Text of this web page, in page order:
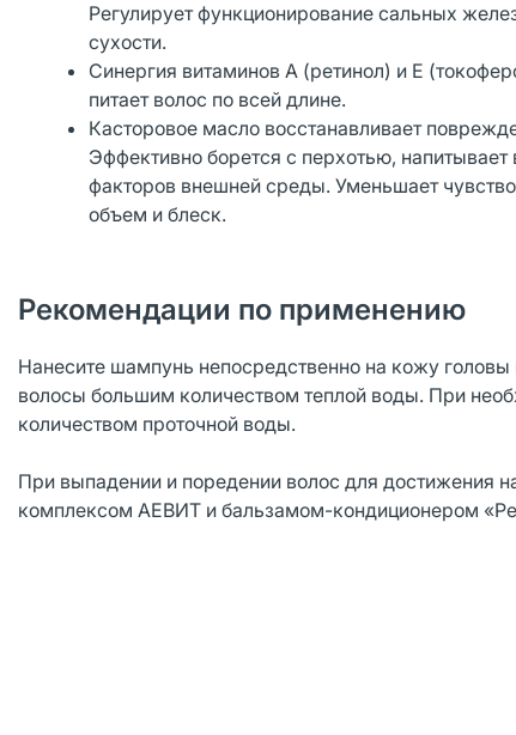
Регулирует функционирование сальных
сухости.
Синергия витаминов А (ретинол) и Е
питает волос по всей длине.
Касторовое масло восстанавливает
Эффективно борется с перхотью,
факторов внешней среды. Уменьшает
объем и блеск.
Рекомендации по применению
Нанесите шампунь непосредственно на кожу
волосы большим количеством теплой воды. При
количеством проточной воды.
При выпадении и поредении волос для достижения
комплексом АЕВИТ и бальзамом-кондиционером